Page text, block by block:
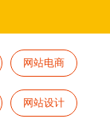
网站电商
网站设计